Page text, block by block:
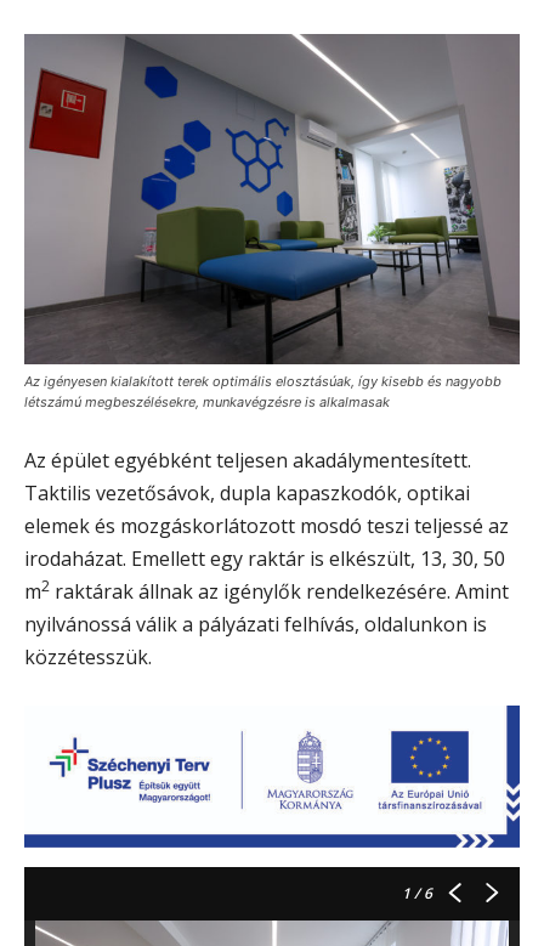
Az igényesen kialakított terek optimális elosztásúak, így kisebb és nagyobb
létszámú megbeszélésekre, munkavégzésre is alkalmasak
Az épület egyébként teljesen akadálymentesített.
Taktilis vezetősávok, dupla kapaszkodók, optikai
elemek és mozgáskorlátozott mosdó teszi teljessé az
irodaházat. Emellett egy raktár is elkészült, 13, 30, 50
m2 raktárak állnak az igénylők rendelkezésére. Amint
nyilvánossá válik a pályázati felhívás, oldalunkon is
közzétesszük.
1/ 6